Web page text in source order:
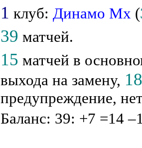
1 клуб:Динамо Мх (
39 матчей.
15 матчей в
выхода на замену,
предупреждение,
Баланс: 39: +7 =14